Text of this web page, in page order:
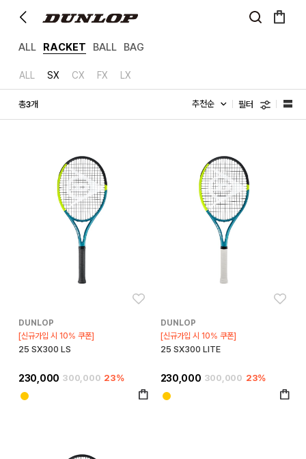
ALL RACKET BALL BAG
ALL SX CX FX LX
총3개 필터
DUNLOP
[신규가입 시 10% 쿠폰]
25 SX300 LS
230,000 300,000 23%
DUNLOP
[신규가입 시 10% 쿠폰]
25 SX300 LITE
230,000 300,000 23%